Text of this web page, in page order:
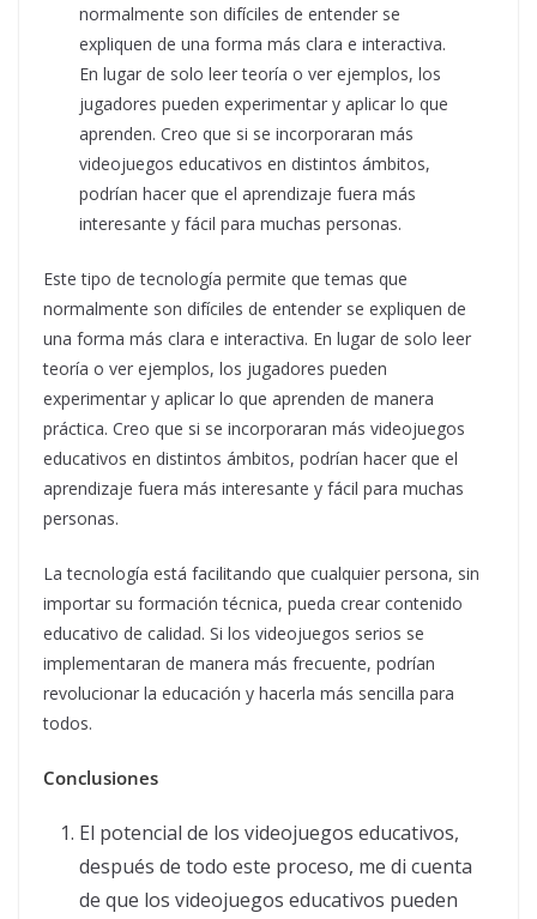
normalmente son difíciles de entender se
expliquen de una forma más clara e interactiva.
En lugar de solo leer teoría o ver ejemplos, los
jugadores pueden experimentar y aplicar lo que
aprenden. Creo que si se incorporaran más
videojuegos educativos en distintos ámbitos,
podrían hacer que el aprendizaje fuera más
interesante y fácil para muchas personas.
Este tipo de tecnología permite que temas que
normalmente son difíciles de entender se expliquen de
una forma más clara e interactiva. En lugar de solo leer
teoría o ver ejemplos, los jugadores pueden
experimentar y aplicar lo que aprenden de manera
práctica. Creo que si se incorporaran más videojuegos
educativos en distintos ámbitos, podrían hacer que el
aprendizaje fuera más interesante y fácil para muchas
personas.
La tecnología está facilitando que cualquier persona, sin
importar su formación técnica, pueda crear contenido
educativo de calidad. Si los videojuegos serios se
implementaran de manera más frecuente, podrían
revolucionar la educación y hacerla más sencilla para
todos.
Conclusiones
El potencial de los videojuegos educativos,
después de todo este proceso, me di cuenta
de que los videojuegos educativos pueden